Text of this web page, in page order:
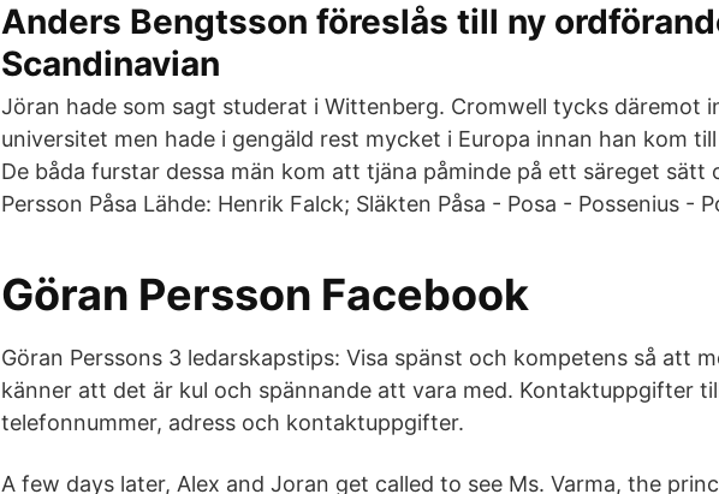
Anders Bengtsson föreslås till ny
Scandinavian
Jöran hade som sagt studerat i Wittenberg. Cromwell tycks däremot
universitet men hade i gengäld rest mycket i Europa innan han kom
De båda furstar dessa män kom att tjäna påminde på ett säreget sätt
Persson Påsa Lähde: Henrik Falck; Släkten Påsa - Posa - Possenius -
Göran Persson Facebook
Göran Perssons 3 ledarskapstips: Visa spänst och kompetens så att
känner att det är kul och spännande att vara med. Kontaktuppgifter
telefonnummer, adress och kontaktuppgifter.
A few days later, Alex and Joran get called to see Ms. Varma, the